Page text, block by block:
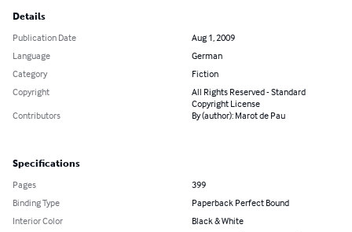
Details
Publication Date
Aug 1, 2009
Language
German
Category
Fiction
Copyright
All Rights Reserved - Standard
Copyright License
Contributors
By (author): Marot de Pau
Specifications
Pages
399
Binding Type
Paperback Perfect Bound
Interior Color
Black & White